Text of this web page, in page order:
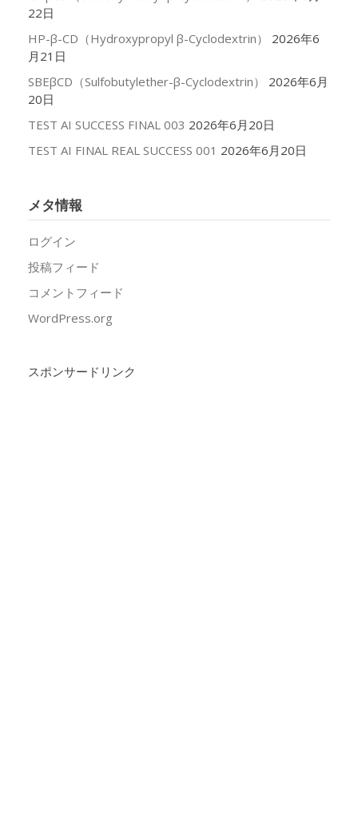
22日
HP-β-CD（Hydroxypropyl β-Cyclodextrin）
2026年6
月21日
SBEβCD（Sulfobutylether-β-Cyclodextrin）
2026年6月
20日
TEST AI SUCCESS FINAL 003 2026年6月20日
TEST AI FINAL REAL SUCCESS 001 2026年6月20日
メタ情報
ログイン
投稿フィード
コメントフィード
WordPress.org
スポンサードリンク